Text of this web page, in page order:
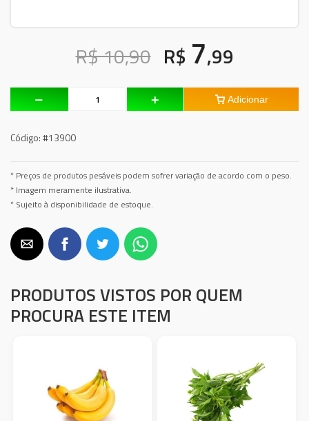
R$ 10,90 R$ 7,99
Adicionar
Código:#13900
* Preços de produtos pesáveis podem sofrer variação de acordo com o peso.
* Imagem meramente ilustrativa.
* Sujeito à disponibilidade de estoque.
PRODUTOS VISTOS POR QUEM
PROCURA ESTE ITEM